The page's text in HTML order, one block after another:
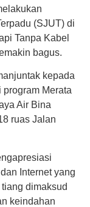
(SJUT) di
Tanpa Kabel
bagus.
kepada
Merata
Air Bina
ruas Jalan
Internet yang
dimaksud
keindahan